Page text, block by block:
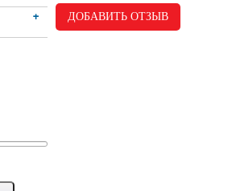
ДОБАВИТЬ ОТЗЫВ